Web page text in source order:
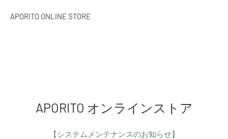
APORITO ONLINE STORE
APORITO オンラインストア
【システムメンテナンスのお知らせ】